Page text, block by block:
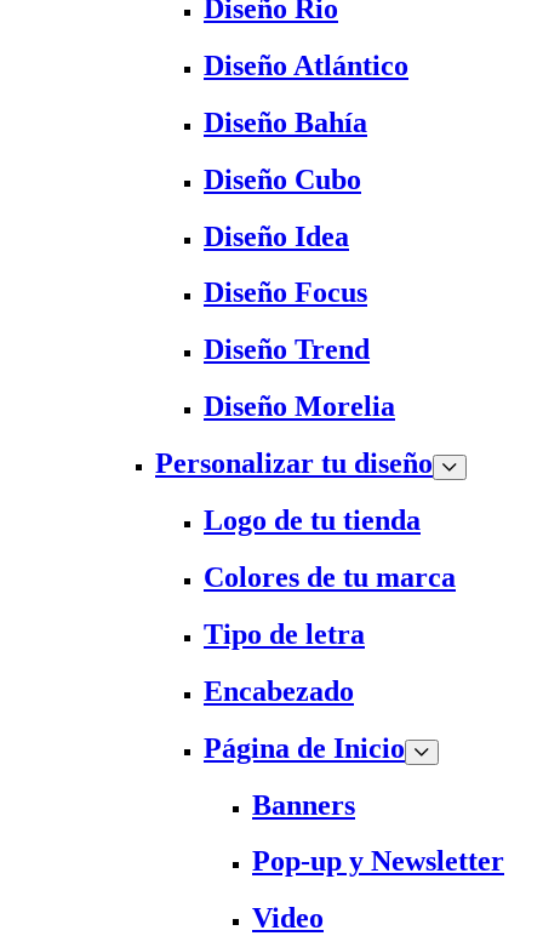
Diseño Rio
Diseño Atlántico
Diseño Bahía
Diseño Cubo
Diseño Idea
Diseño Focus
Diseño Trend
Diseño Morelia
Personalizar tu diseño
Logo de tu tienda
Colores de tu marca
Tipo de letra
Encabezado
Página de Inicio
Banners
Pop-up y Newsletter
Video